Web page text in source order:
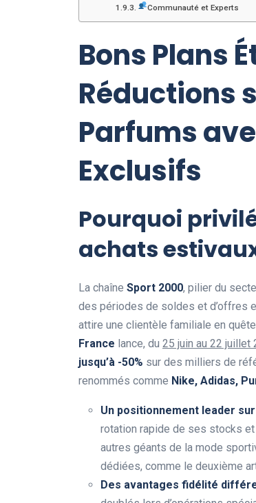
Communauté et Experts
Bons Plans
Réductions
Parfums
Exclusifs
Pourquoi
achats
La chaîne Sport 2000, pilier du
des périodes de soldes et d’offres
attire une clientèle familiale en
France lance, du 25 juin au 22 juillet
jusqu’à -50% sur des milliers de
renommés comme Nike, Adidas,
Un positionnement leader
rotation rapide de ses stocks
autres géants de la mode
dédiées, comme le deuxième
Des avantages fidélité